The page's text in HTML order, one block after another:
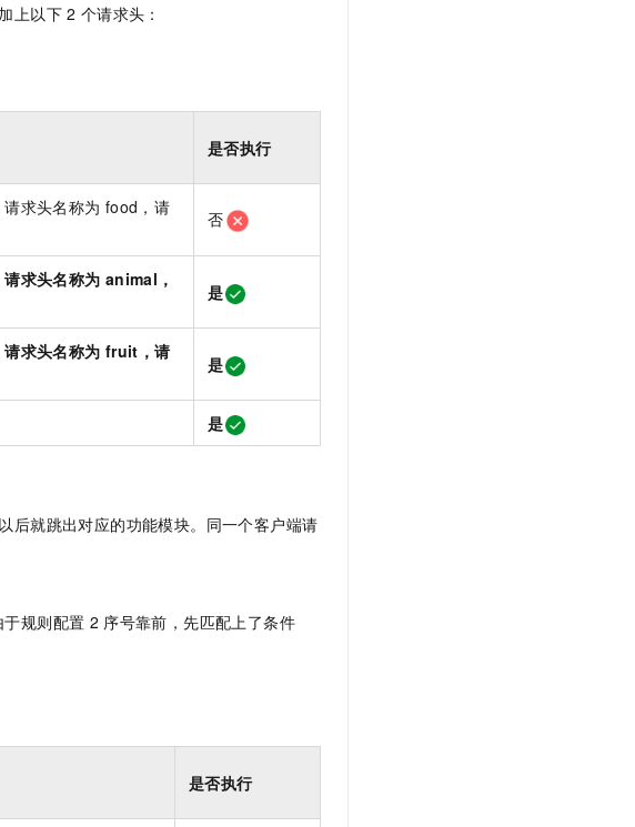
上以下 2 个请求头：
是否执行
求头名称为 food，请
否
求头名称为 animal，
是
求头名称为 fruit，请
是
是
后就跳出对应的功能模块。同一个客户端请
规则配置 2 序号靠前，先匹配上了条件
是否执行